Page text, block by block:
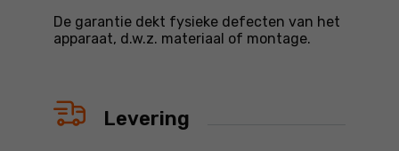
De garantie dekt fysieke defecten van het
apparaat, d.w.z. materiaal of montage.
Levering